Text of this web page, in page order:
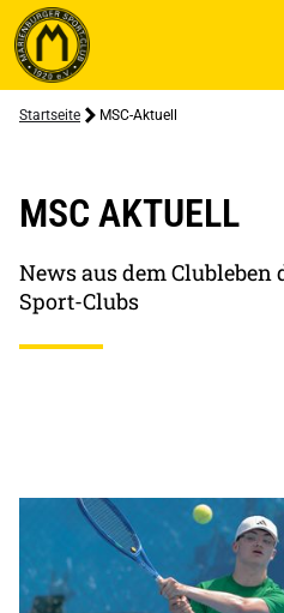
Startseite MSC-Aktuell
MSC AKTUELL
News aus dem Clubleben
Sport-Clubs